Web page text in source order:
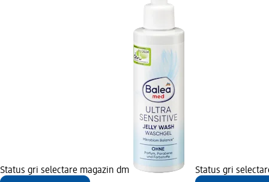
Status gri selectare magazin dm Status gri